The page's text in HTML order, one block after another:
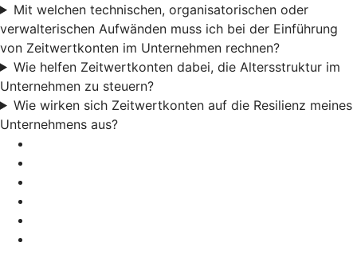
Mit welchen technischen, organisatorischen oder
verwalterischen Aufwänden muss ich bei der Einführung
von Zeitwertkonten im Unternehmen rechnen?
Wie helfen Zeitwertkonten dabei, die Altersstruktur im
Unternehmen zu steuern?
Wie wirken sich Zeitwertkonten auf die Resilienz meines
Unternehmens aus?